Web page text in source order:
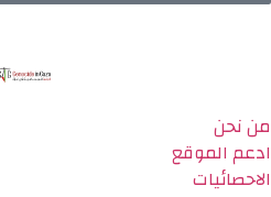
من نحن
ادعم الموقع
الاحصائيات